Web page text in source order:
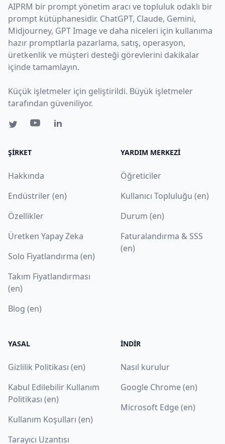
AIPRM bir prompt yönetim aracı ve topluluk odaklı bir
prompt kütüphanesidir. ChatGPT, Claude, Gemini,
Midjourney, GPT Image ve daha niceleri için kullanıma
hazır promptlarla pazarlama, satış, operasyon,
üretkenlik ve müşteri desteği görevlerini dakikalar
içinde tamamlayın.
Küçük işletmeler için geliştirildi. Büyük işletmeler
tarafından güveniliyor.
ŞIRKET
Hakkında
Endüstriler (en)
Özellikler
Üretken Yapay Zeka
Solo Fiyatlandırma (en)
Takım Fiyatlandırması
(en)
Blog (en)
YARDIM MERKEZI
Öğreticiler
Kullanıcı Topluluğu (en)
Durum (en)
Faturalandırma & SSS
(en)
YASAL
Gizlilik Politikası (en)
Kabul Edilebilir Kullanım
Politikası (en)
Kullanım Koşulları (en)
Tarayıcı Uzantısı
İNDIR
Nasıl kurulur
Google Chrome (en)
Microsoft Edge (en)